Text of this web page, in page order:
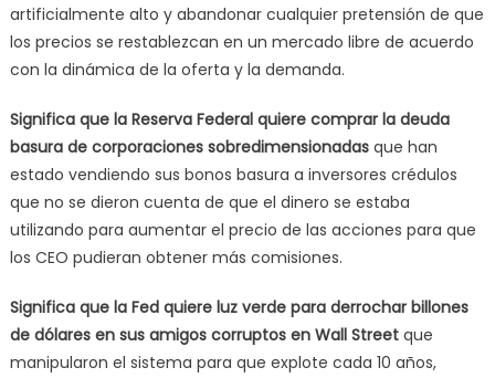
artificialmente alto y abandonar cualquier pretensión de que
los precios se restablezcan en un mercado libre de acuerdo
con la dinámica de la oferta y la demanda.
Significa que la Reserva Federal quiere comprar la deuda
basura de corporaciones sobredimensionadas que han
estado vendiendo sus bonos basura a inversores crédulos
que no se dieron cuenta de que el dinero se estaba
utilizando para aumentar el precio de las acciones para que
los CEO pudieran obtener más comisiones.
Significa que la Fed quiere luz verde para derrochar billones
de dólares en sus amigos corruptos en Wall Streetque
manipularon el sistema para que explote cada 10 años,